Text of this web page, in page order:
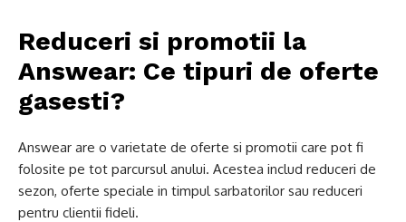
Reduceri si promotii la
Answear: Ce tipuri de oferte
gasesti?
Answear are o varietate de oferte si promotii care pot fi
folosite pe tot parcursul anului. Acestea includ reduceri de
sezon, oferte speciale in timpul sarbatorilor sau reduceri
pentru clientii fideli.